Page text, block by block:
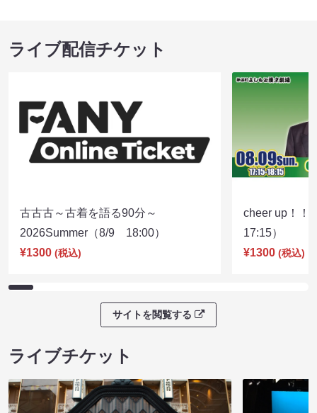
ライブ配信チケット
古古古～古着を語る90分～
2026Summer（8/9 18:00）
¥1300 (税込)
cheer up！
17:15）
¥1300 (税込)
サイトを閲覧する
ライブチケット